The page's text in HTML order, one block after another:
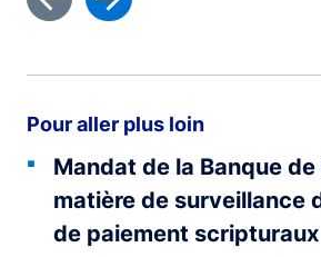
Pour aller plus loin
Mandat de la Banque
matière de surveillance
de paiement scripturaux